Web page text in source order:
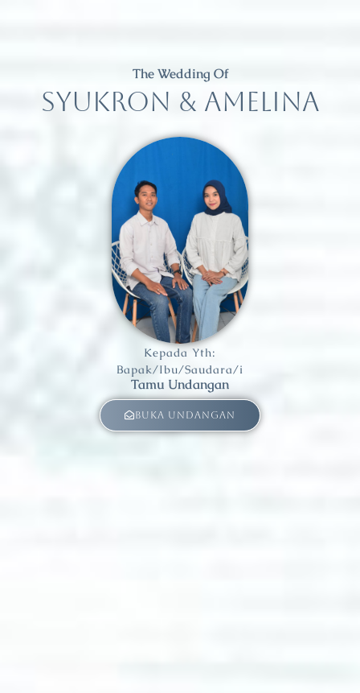
The Wedding Of
SYUKRON & AMELINA
Kepada Yth:
Bapak/Ibu/Saudara/i
Tamu Undangan
Buka Undangan